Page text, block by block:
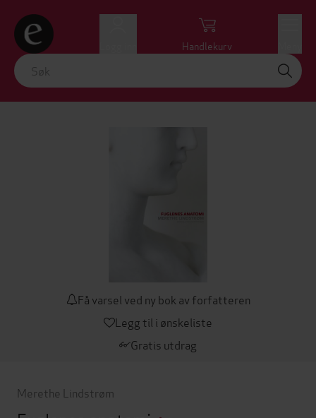
Handlekurv
Få varsel ved ny bok av forfatteren
Legg til i ønskeliste
Gratis utdrag
Merethe Lindstrøm